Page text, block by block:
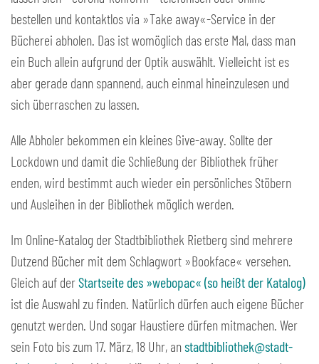
bestellen und kontaktlos via »Take away«-Service in der
Bücherei abholen. Das ist womöglich das erste Mal, dass man
ein Buch allein aufgrund der Optik auswählt. Vielleicht ist es
aber gerade dann spannend, auch einmal hineinzulesen und
sich überraschen zu lassen.
Alle Abholer bekommen ein kleines Give-away. Sollte der
Lockdown und damit die Schließung der Bibliothek früher
enden, wird bestimmt auch wieder ein persönliches Stöbern
und Ausleihen in der Bibliothek möglich werden.
Im Online-Katalog der Stadtbibliothek Rietberg sind mehrere
Dutzend Bücher mit dem Schlagwort »Bookface« versehen.
Gleich auf derStartseite des »webopac« (so heißt der Katalog)
ist die Auswahl zu finden. Natürlich dürfen auch eigene Bücher
genutzt werden. Und sogar Haustiere dürfen mitmachen. Wer
sein Foto bis zum 17. März, 18 Uhr, anstadtbibliothek@stadt-